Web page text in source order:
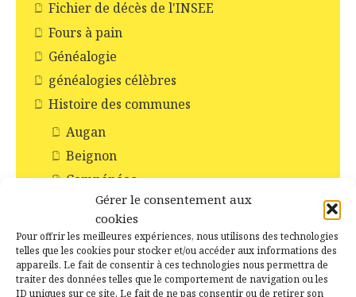
Gérer le consentement aux
cookies
Pour offrir les meilleures expériences, nous utilisons des technologies
telles que les cookies pour stocker et/ou accéder aux informations des
appareils. Le fait de consentir à ces technologies nous permettra de
traiter des données telles que le comportement de navigation ou les
ID uniques sur ce site. Le fait de ne pas consentir ou de retirer son
Fichier de décès de l'INSEE
Fours à pain
Généalogie
généalogies célèbres
Histoire des communes
Augan
Beignon
Campénéac
Concoret
Gourhel
Loyat
Monteneuf